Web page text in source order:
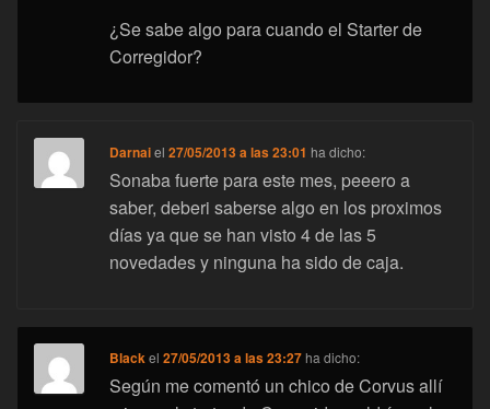
¿Se sabe algo para cuando el Starter de
Corregidor?
Darnaiel27/05/2013 a las 23:01 ha dicho:
Sonaba fuerte para este mes, peeero a
saber, deberi saberse algo en los proximos
días ya que se han visto 4 de las 5
novedades y ninguna ha sido de caja.
Blackel27/05/2013 a las 23:27 ha dicho:
Según me comentó un chico de Corvus allí